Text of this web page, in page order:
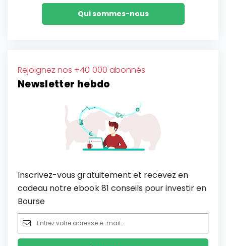
Qui sommes-nous
Rejoignez nos +40 000 abonnés
Newsletter hebdo
Inscrivez-vous gratuitement et recevez en
cadeau notre ebook 81 conseils pour investir en
Bourse